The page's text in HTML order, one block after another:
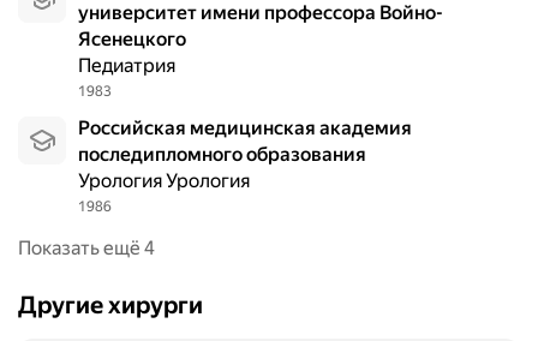
университет имени профессора Войно-
Ясенецкого
Педиатрия
1983
Российская медицинская академия
последипломного образования
Урология Урология
1986
Показать ещё 4
Другие хирурги